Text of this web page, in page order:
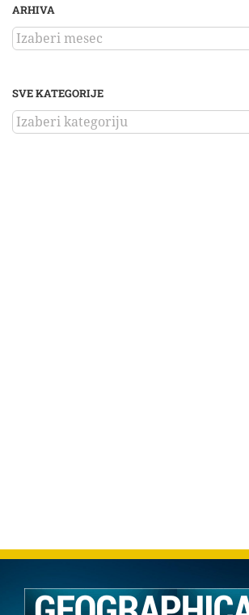
ARHIVA
ARHIVA
SVE KATEGORIJE
SVE
KATEGORIJE